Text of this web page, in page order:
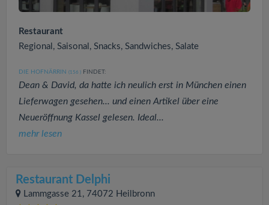
Restaurant
Regional, Saisonal, Snacks, Sandwiches, Salate
DIE HOFNÄRRIN (156 ) FINDET:
Dean & David, da hatte ich neulich erst in München einen
Lieferwagen gesehen... und einen Artikel über eine
Neueröffnung Kassel gelesen. Ideal...
mehr lesen
Restaurant Delphi
Lammgasse 21, 74072 Heilbronn